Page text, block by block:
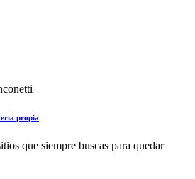
propia
que siempre buscas para quedar